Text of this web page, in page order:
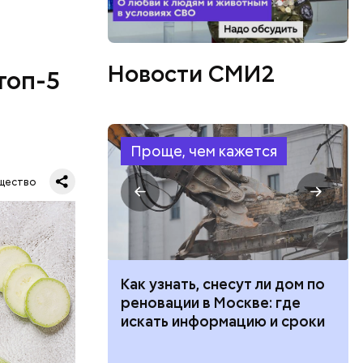
5
день, и
Новости СМИ2
Проще, чем кажется
тысяч
при
кто может
нужны
Как узнать, снесут ли дом по
реновации в Москве: где
искать информацию и сроки